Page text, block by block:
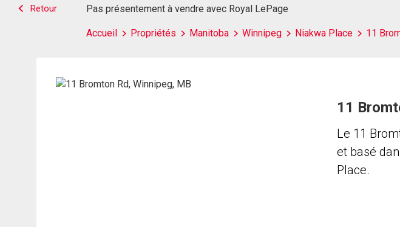
Retour Pas présentement à vendre avec Royal LePage
Accueil Propriétés Manitoba Winnipeg Niakwa Place 11
11
Le 11
et basé
Place.